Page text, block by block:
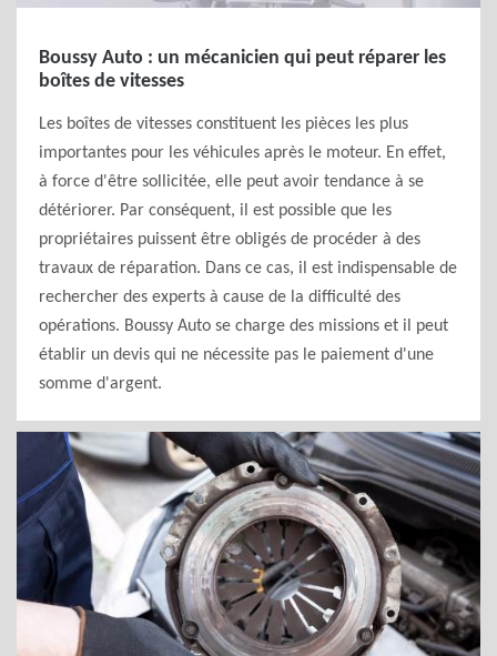
Boussy Auto : un mécanicien qui peut réparer les
boîtes de vitesses
Les boîtes de vitesses constituent les pièces les plus
importantes pour les véhicules après le moteur. En effet,
à force d'être sollicitée, elle peut avoir tendance à se
détériorer. Par conséquent, il est possible que les
propriétaires puissent être obligés de procéder à des
travaux de réparation. Dans ce cas, il est indispensable de
rechercher des experts à cause de la difficulté des
opérations. Boussy Auto se charge des missions et il peut
établir un devis qui ne nécessite pas le paiement d'une
somme d'argent.